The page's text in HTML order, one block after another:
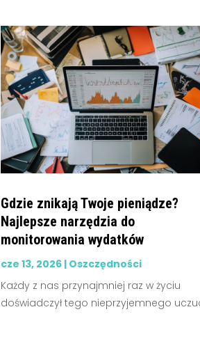
Gdzie znikają Twoje pieniądze?
Najlepsze narzędzia do
monitorowania wydatków
cze 13, 2026| Oszczędności
Każdy z nas przynajmniej raz w życiu
doświadczył tego nieprzyjemnego